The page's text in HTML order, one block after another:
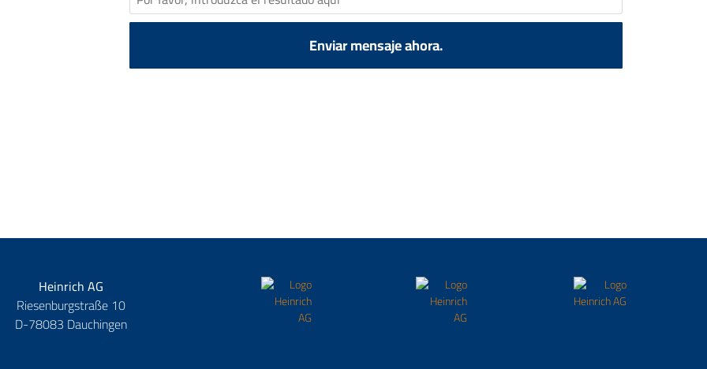
Enviar mensaje ahora.
Heinrich AG
Riesenburgstraße 10
D-78083 Dauchingen